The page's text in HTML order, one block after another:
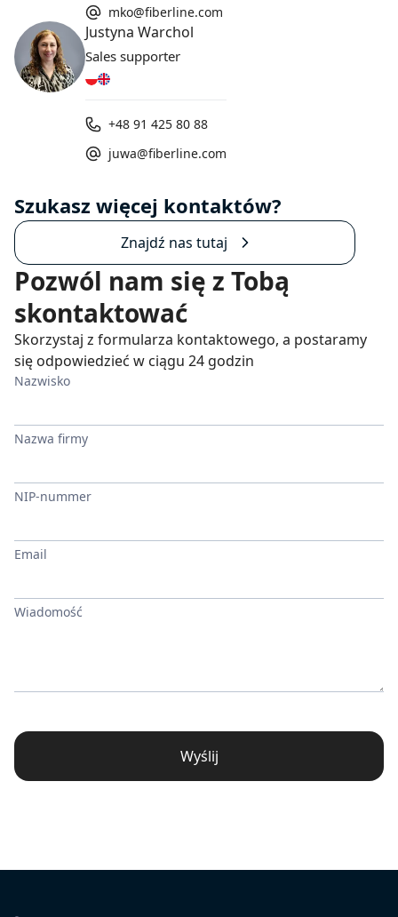
mko@fiberline.com
Justyna Warchol
Sales supporter
+48 91 425 80 88
juwa@fiberline.com
Szukasz więcej kontaktów?
Znajdź nas tutaj
Pozwól nam się z Tobą
skontaktować
Skorzystaj z formularza kontaktowego, a postaramy
się odpowiedzieć w ciągu 24 godzin
Nazwisko
Nazwa firmy
NIP-nummer
Email
Wiadomość
Wyślij